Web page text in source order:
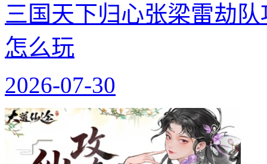
三国天下归心张梁雷劫
怎么玩
2026-07-30